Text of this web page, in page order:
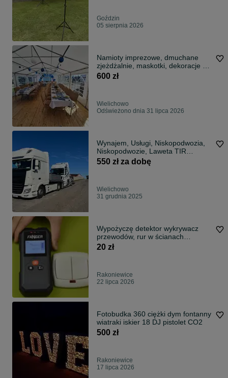
Goździn
05 sierpnia 2026
Namioty imprezowe, dmuchane
zjeżdżalnie, maskotki, dekoracje -
wynajem
600 zł
Wielichowo
Odświeżono dnia 31 lipca 2026
Wynajem, Usługi, Niskopodwozia,
Niskopodwozie, Laweta TIR
Wolsztyn
550 zł za dobę
Wielichowo
31 grudnia 2025
Wypożyczę detektor wykrywacz
przewodów, rur w ścianach
20zł./24h
20 zł
Rakoniewice
22 lipca 2026
Fotobudka 360 ciężki dym fontanny
wiatraki iskier 18 DJ pistolet CO2
500 zł
Rakoniewice
17 lipca 2026